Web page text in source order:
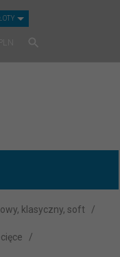
klasyczny, soft